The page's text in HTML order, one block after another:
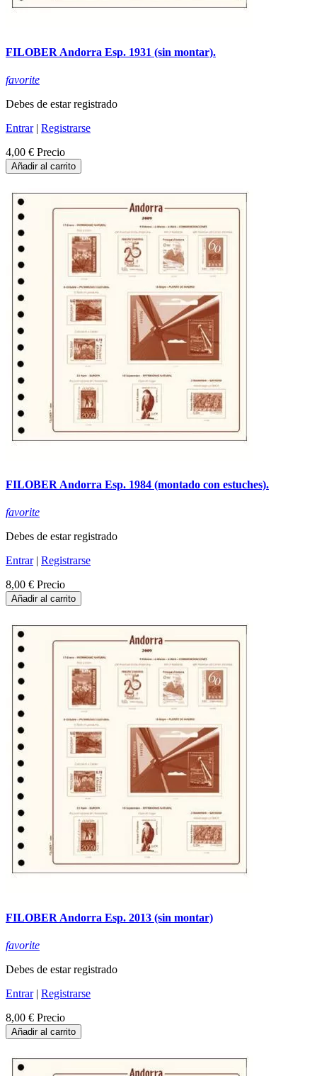
FILOBER Andorra Esp. 1931 (sin montar).
favorite
Debes de estar registrado
Entrar| Registrarse
4,00 € Precio
Añadir al carrito
FILOBER Andorra Esp. 1984 (montado con estuches).
favorite
Debes de estar registrado
Entrar| Registrarse
8,00 € Precio
Añadir al carrito
FILOBER Andorra Esp. 2013 (sin montar)
favorite
Debes de estar registrado
Entrar| Registrarse
8,00 € Precio
Añadir al carrito